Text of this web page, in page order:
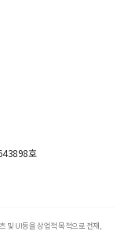
호
및 UI등을 상업적 목적으로 전재,